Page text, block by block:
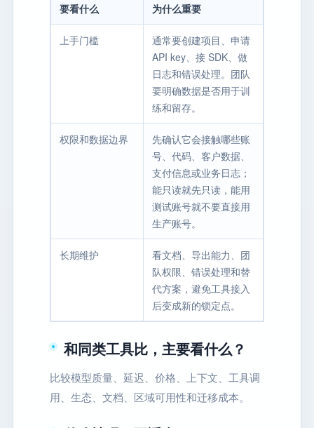
要看什么 为什么重要
上手门槛
通常要创建项目、申请
API key、接 SDK、做
日志和错误处理。团队
要明确数据是否用于训
练和留存。
权限和数据边界
先确认它会接触哪些账
号、代码、客户数据、
支付信息或业务日志；
能只读就先只读，能用
测试账号就不要直接用
生产账号。
长期维护
看文档、导出能力、团
队权限、错误处理和替
代方案，避免工具接入
后变成新的锁定点。
和同类工具比，主要看什么？
比较模型质量、延迟、价格、上下文、工具调
用、生态、文档、区域可用性和迁移成本。